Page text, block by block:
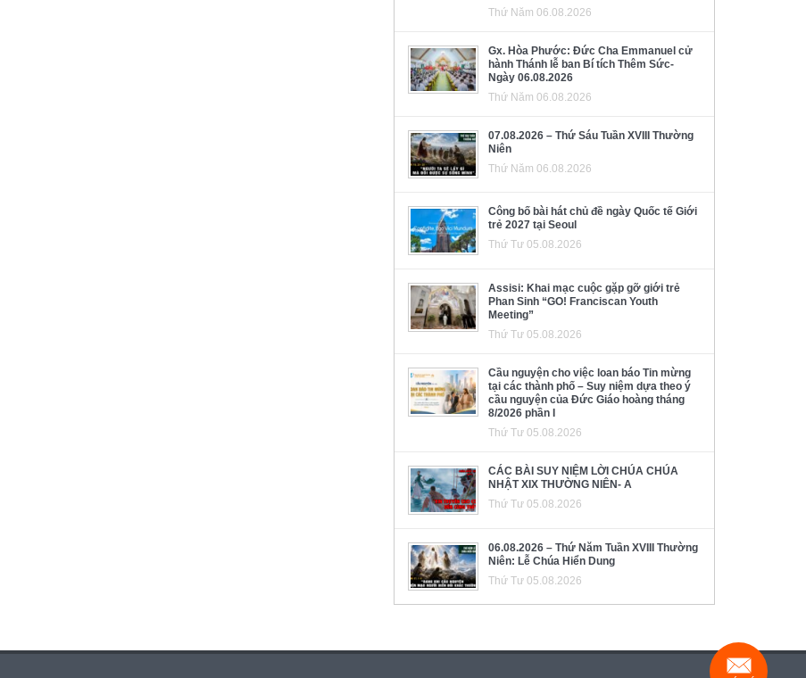
Thứ Năm 06.08.2026
Gx. Hòa Phước: Đức Cha Emmanuel cử
hành Thánh lễ ban Bí tích Thêm Sức-
Ngày 06.08.2026
Thứ Năm 06.08.2026
07.08.2026 – Thứ Sáu Tuần XVIII Thường
Niên
Thứ Năm 06.08.2026
Công bố bài hát chủ đề ngày Quốc tế Giới
trẻ 2027 tại Seoul
Thứ Tư 05.08.2026
Assisi: Khai mạc cuộc gặp gỡ giới trẻ
Phan Sinh “GO! Franciscan Youth
Meeting”
Thứ Tư 05.08.2026
Cầu nguyện cho việc loan báo Tin mừng
tại các thành phố – Suy niệm dựa theo ý
cầu nguyện của Đức Giáo hoàng tháng
8/2026 phần I
Thứ Tư 05.08.2026
CÁC BÀI SUY NIỆM LỜI CHÚA CHÚA
NHẬT XIX THƯỜNG NIÊN- A
Thứ Tư 05.08.2026
06.08.2026 – Thứ Năm Tuần XVIII Thường
Niên: Lễ Chúa Hiển Dung
Thứ Tư 05.08.2026